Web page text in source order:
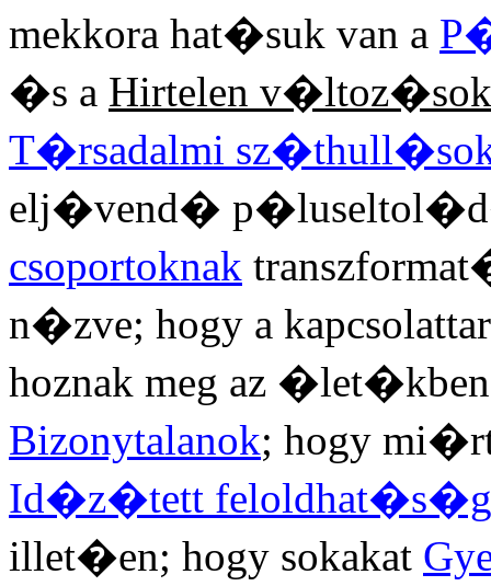
mekkora hat�suk van a
�s a Hirtelen
T�rsadalmi
elj�vend�
csoportoknak
n�zve; hogy a
hoznak meg az
Bizonytalanok; hogy
Id�z�tett
illet�en; hogy sokakat